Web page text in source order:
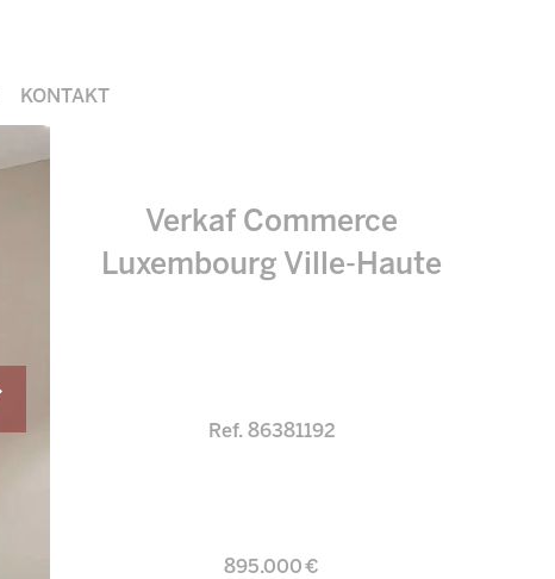
KONTAKT
Verkaf Commerce
Luxembourg Ville-Haute
Ref. 86381192
895.000 €